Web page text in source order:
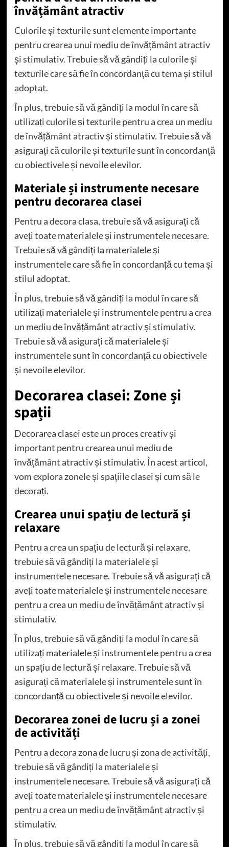
învățământ atractiv
Culorile și texturile sunt elemente importante
pentru crearea unui mediu de învățământ atractiv
și stimulativ. Trebuie să vă gândiți la culorile și
texturile care să fie în concordanță cu tema și stilul
adoptat.
În plus, trebuie să vă gândiți la modul în care să
utilizați culorile și texturile pentru a crea un mediu
de învățământ atractiv și stimulativ. Trebuie să vă
asigurați că culorile și texturile sunt în concordanță
cu obiectivele și nevoile elevilor.
Materiale și instrumente necesare
pentru decorarea clasei
Pentru a decora clasa, trebuie să vă asigurați că
aveți toate materialele și instrumentele necesare.
Trebuie să vă gândiți la materialele și
instrumentele care să fie în concordanță cu tema și
stilul adoptat.
În plus, trebuie să vă gândiți la modul în care să
utilizați materialele și instrumentele pentru a crea
un mediu de învățământ atractiv și stimulativ.
Trebuie să vă asigurați că materialele și
instrumentele sunt în concordanță cu obiectivele
și nevoile elevilor.
Decorarea clasei: Zone și
spații
Decorarea clasei este un proces creativ și
important pentru crearea unui mediu de
învățământ atractiv și stimulativ. În acest articol,
vom explora zonele și spațiile clasei și cum să le
decorați.
Crearea unui spațiu de lectură și
relaxare
Pentru a crea un spațiu de lectură și relaxare,
trebuie să vă gândiți la materialele și
instrumentele necesare. Trebuie să vă asigurați că
aveți toate materialele și instrumentele necesare
pentru a crea un mediu de învățământ atractiv și
stimulativ.
În plus, trebuie să vă gândiți la modul în care să
utilizați materialele și instrumentele pentru a crea
un spațiu de lectură și relaxare. Trebuie să vă
asigurați că materialele și instrumentele sunt în
concordanță cu obiectivele și nevoile elevilor.
Decorarea zonei de lucru și a zonei
de activități
Pentru a decora zona de lucru și zona de activități,
trebuie să vă gândiți la materialele și
instrumentele necesare. Trebuie să vă asigurați că
aveți toate materialele și instrumentele necesare
pentru a crea un mediu de învățământ atractiv și
stimulativ.
În plus, trebuie să vă gândiți la modul în care să